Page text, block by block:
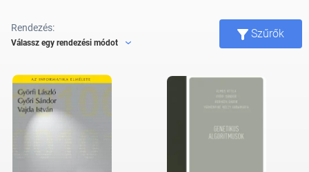
Rendezés:
Válassz egy rendezési módot
Szűrők